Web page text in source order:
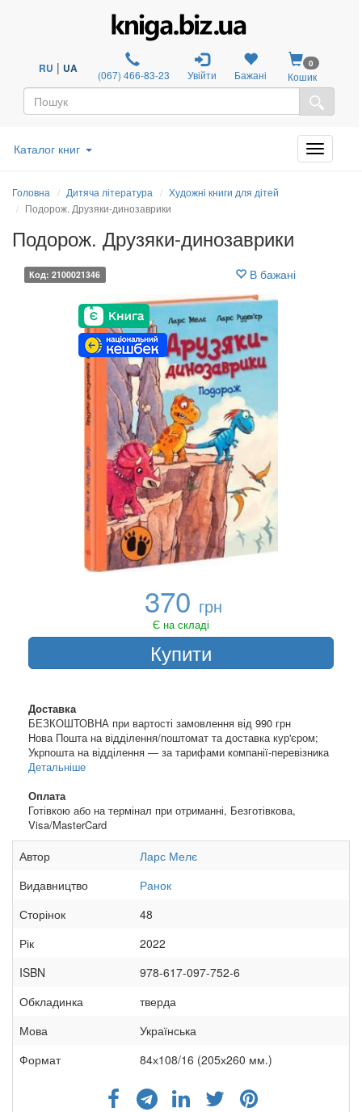
RU | UA (067) 466-83-23 Увійти Бажані
0
Кошик
Каталог книг
Головна Дитяча література
Художні книги для дітей
Подорож. Друзяки-динозаврики
Подорож. Друзяки-динозаврики
Код: 2100021346 В бажані
370 грн
Є на складі
Купити
Доставка
БЕЗКОШТОВНА при вартості замовлення від 990 грн
Нова Пошта на відділення/поштомат та доставка кур'єром;
Укрпошта на відділення — за тарифами компанії-перевізника
Детальніше
Оплата
Готівкою або на термінал при отриманні, Безготівкова,
Visa/MasterCard
Автор
Ларс Мелє
Видавництво
Ранок
Сторінок
48
Рік
2022
ISBN
978-617-097-752-6
Обкладинка
тверда
Мова
Українська
Формат
84х108/16 (205х260 мм.)